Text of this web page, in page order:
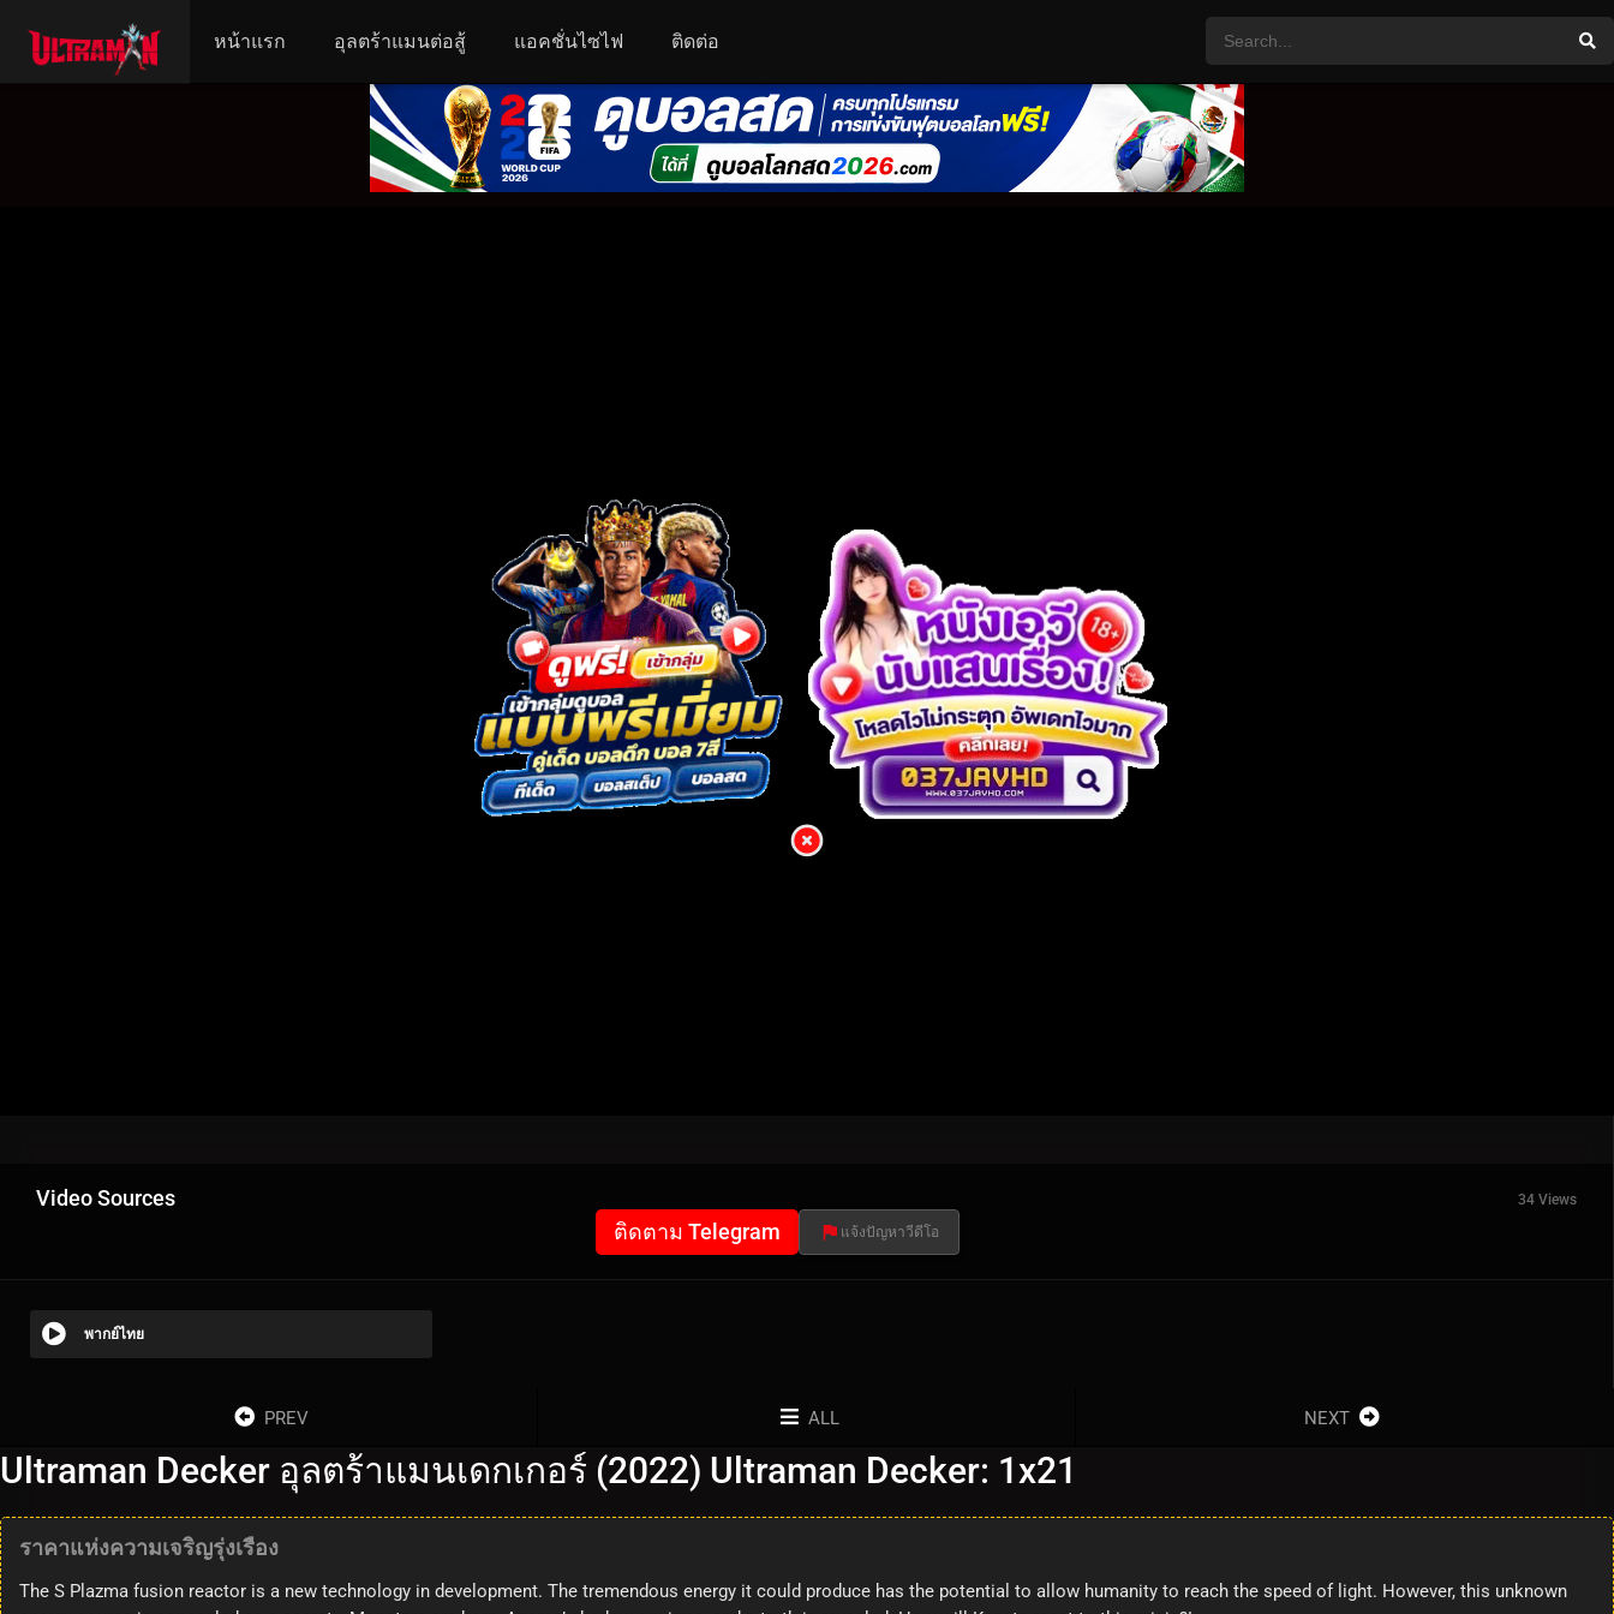
หน้าแรก อุลตร้าแมนต่อสู้ แอคชั่นไซไฟ ติดต่อ
Video Sources 34 Views
ติดตาม Telegram แจ้งปัญหาวีดีโอ
พากย์ไทย
PREV ALL NEXT
Ultraman Decker อุลตร้าแมนเดกเกอร์ (2022) Ultraman Decker: 1x21
ราคาแห่งความเจริญรุ่งเรือง
The S Plazma fusion reactor is a new technology in development. The tremendous energy it could produce has the potential to allow humanity to reach the speed of light. However, this unknown